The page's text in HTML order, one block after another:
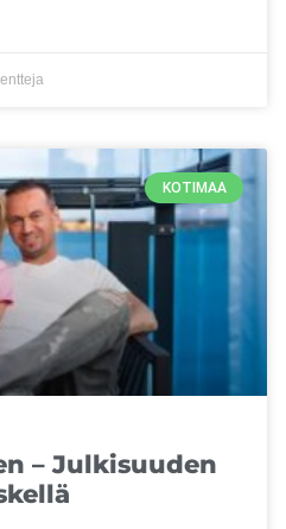
KOTIMAA
– Julkisuuden